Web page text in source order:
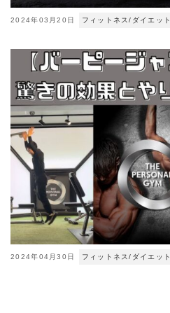
2024年03月20日 フィットネス/ダイエット
2024年04月30日 フィットネス/ダイエット